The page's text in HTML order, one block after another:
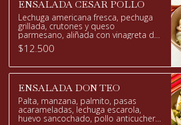
ENSALADA CESAR POLLO
Lechuga americana fresca, pechuga
grillada, crutones y queso
parmesano, aliñada con vinagreta de
la casa.
$12.500
ENSALADA DON TEO
Palta, manzana, palmito, pasas
acarameladas, lechuga escarola,
huevo sancochado, pollo anticuchero,